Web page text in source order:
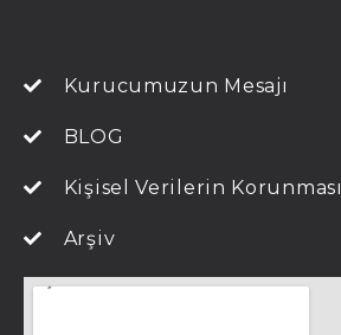
Kurucumuzun Mesajı
BLOG
Kişisel Verilerin Korunması
Arşiv